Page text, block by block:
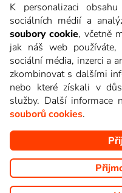
Copyright © goNET
obrázky z pořadů TV
K personalizaci
sociálních médií a
soubory cookie, včetně
jak náš web
sociální média, inzerci a
zkombinovat s dalšími
nebo které získali v
služby. Další informace
souborů cookies.